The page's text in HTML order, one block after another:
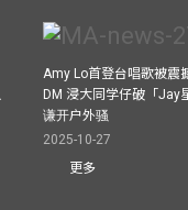
Amy Lo首登台唱歌被震
DM 浸大同学仔破「Jay
谦开户外骚
2025-10-27
更多